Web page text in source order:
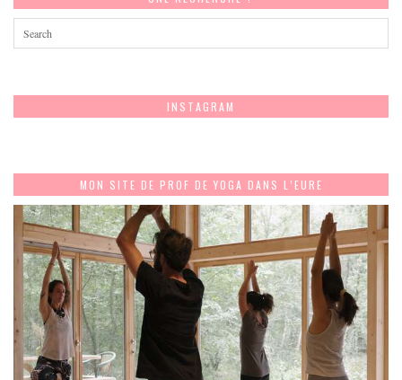
INSTAGRAM
MON SITE DE PROF DE YOGA DANS L’EURE